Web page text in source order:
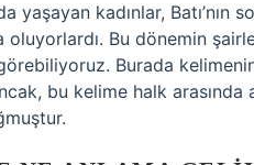
yaşayan kadınlar, Batı’nın
oluyorlardı. Bu dönemin
Burada
bu kelime halk arasında